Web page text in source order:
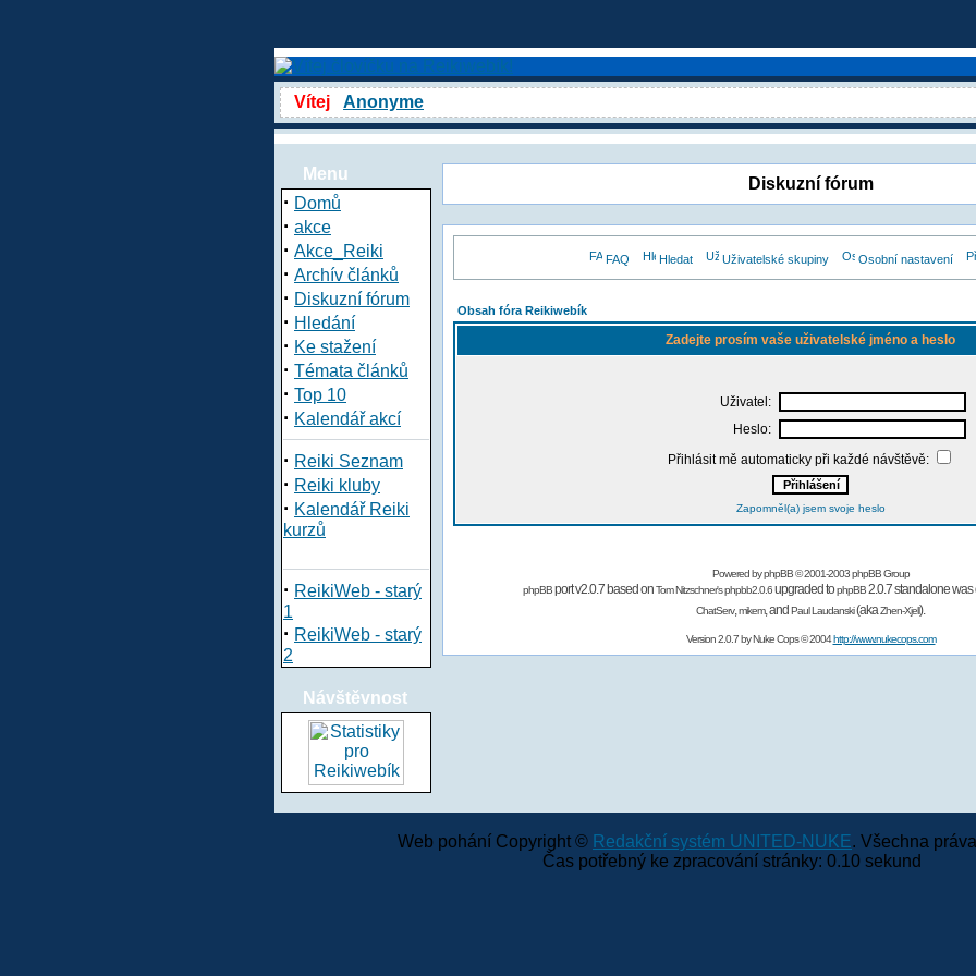
Vítej Anonyme
Menu
· Domů
· akce
· Akce_Reiki
· Archív článků
· Diskuzní fórum
· Hledání
· Ke stažení
· Témata článků
· Top 10
· Kalendář akcí
· Reiki Seznam
· Reiki kluby
· Kalendář Reiki
kurzů
· ReikiWeb - starý
1
· ReikiWeb - starý
2
Návštěvnost
Diskuzní fórum
FAQ Hledat Uživatelské skupiny Osobní nastavení
Obsah fóra Reikiwebík
Zadejte prosím vaše uživatelské jméno a heslo
Uživatel:
Heslo:
Přihlásit mě automaticky při každé návštěvě:
Zapomněl(a) jsem svoje heslo
Powered byphpBB© 2001-2003 phpBB Group
phpBBport v2.0.7 based onTom Nitzschner'sphpbb2.0.6upgraded tophpBB2.0.7 standalone
ChatServ,mikem,and Paul Laudanski(akaZhen-Xjell).
Version 2.0.7 byNuke Cops© 2004http://www.nukecops.com
Web pohání Copyright © Redakční systém UNITED-NUKE. Všechna
Čas potřebný ke zpracování stránky: 0.10 sekund